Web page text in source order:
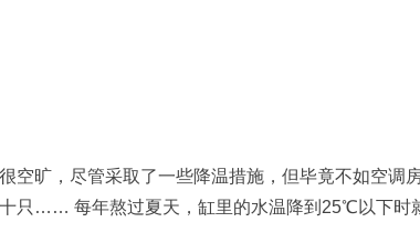
空旷，尽管采取了一些降温措施，但毕竟不如空调
只…… 每年熬过夏天，缸里的水温降到25℃以下时